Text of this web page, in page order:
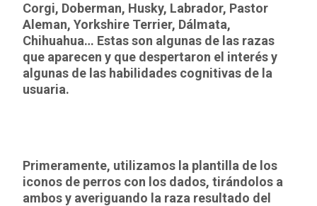
Corgi, Doberman, Husky, Labrador, Pastor
Aleman, Yorkshire Terrier, Dálmata,
Chihuahua… Estas son algunas de las razas
que aparecen y que despertaron el interés y
algunas de las habilidades cognitivas de la
usuaria.
Primeramente, utilizamos la plantilla de los
iconos de perros con los dados, tirándolos a
ambos y averiguando la raza resultado del